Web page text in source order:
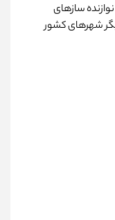
به عنوان نوازنده سازھای
شھرھای کشور